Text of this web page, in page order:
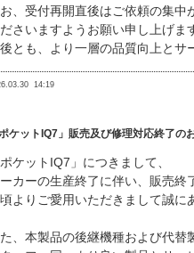
、受付再開直後はご依頼の集
さいますようお願い申し上げま
とも、より一層の品質向上とサ
14:19
ポケットIQ7」販売及び修理対応終了の
ポケットIQ7」につきまして、
ーカーの生産終了に伴い、販売終
よりご愛用いただきまして誠に
た、本製品の後継機種および代替